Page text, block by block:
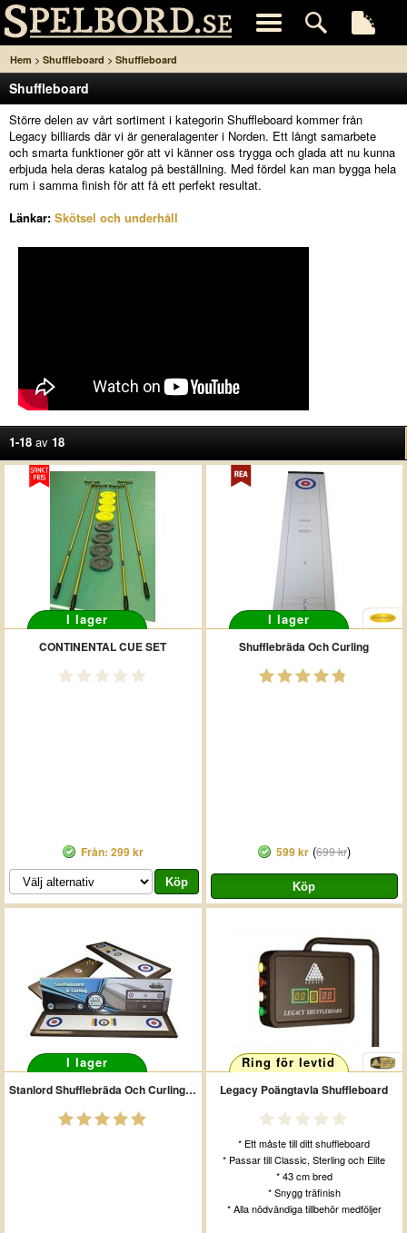
Hem > Shuffleboard > Shuffleboard
Shuffleboard
Större delen av vårt sortiment i kategorin Shuffleboard kommer från
Legacy billiards där vi är generalagenter i Norden. Ett långt samarbete
och smarta funktioner gör att vi känner oss trygga och glada att nu kunna
erbjuda hela deras katalog på beställning. Med fördel kan man bygga hela
rum i samma finish för att få ett perfekt resultat.
Länkar: Skötsel och underhåll
1-18 av 18
I lager
CONTINENTAL CUE SET
Från: 299 kr
I lager
Shufflebräda Och Curling
599 kr(699 kr)
I lager
Stanlord Shufflebräda Och Curling Pro
Ring för levtid
Legacy Poängtavla Shuffleboard
* Ett måste till ditt shuffleboard
* Passar till Classic, Sterling och Elite
* 43 cm bred
* Snygg träfinish
* Alla nödvändiga tillbehör medföljer